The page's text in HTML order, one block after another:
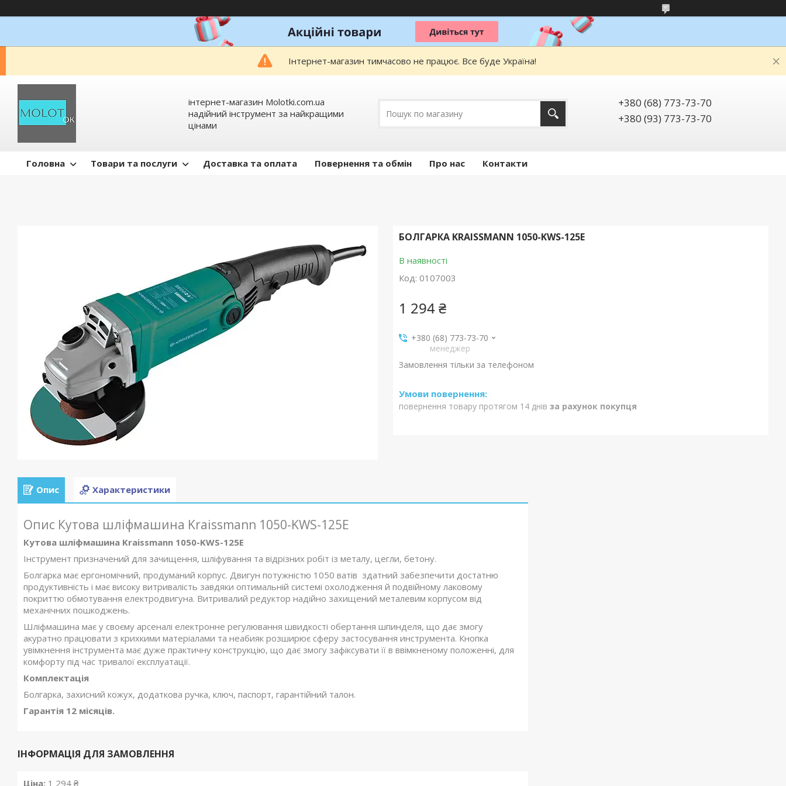
Інтернет-магазин тимчасово не працює. Все буде Україна!
інтернет-магазин Molotki.com.ua
надійний інструмент за найкращими
цінами
+380 (68) 773-73-70
+380 (93) 773-73-70
Головна Товари та послуги Доставка та оплата Повернення та обмін Про нас Контакти
БОЛГАРКА KRAISSMANN 1050-KWS-125E
В наявності
Код: 0107003
1 294 ₴
+380 (68) 773-73-70
менеджер
Замовлення тільки за телефоном
повернення товару протягом 14 днів за рахунок покупця
Опис Характеристики
Опис Кутова шліфмашина Kraissmann 1050-KWS-125E
Кутова шліфмашина Kraissmann 1050-KWS-125E
Інструмент призначений для зачищення, шліфування та відрізних робіт із металу, цегли, бетону.
Болгарка має ергономічний, продуманий корпус. Двигун потужністю 1050 ватів здатний забезпечити достатню
продуктивність і має високу витривалість завдяки оптимальній системі охолодження й подвійному лаковому
покриттю обмотування електродвигуна. Витривалий редуктор надійно захищений металевим корпусом від
механічних пошкоджень.
Шліфмашина має у своєму арсеналі електронне регулювання швидкості обертання шпинделя, що дає змогу
акуратно працювати з крихкими матеріалами та неабияк розширює сферу застосування инструмента. Кнопка
увімкнення інструмента має дуже практичну конструкцію, що дає змогу зафіксувати її в ввімкненому положенні, для
комфорту під час тривалої експлуатації.
Комплектація
Болгарка, захисний кожух, додаткова ручка, ключ, паспорт, гарантійний талон.
Гарантія 12 місяців.
ІНФОРМАЦІЯ ДЛЯ ЗАМОВЛЕННЯ
Ціна: 1 294 ₴